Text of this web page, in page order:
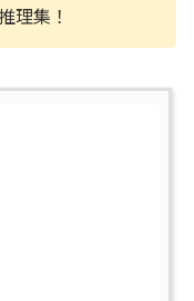
理集！